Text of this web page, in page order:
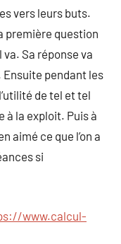
vers leurs buts.
première question
Sa réponse va
Ensuite pendant les
de tel et tel
à la exploit. Puis à
aimé ce que l’on a
si
www.calcul-